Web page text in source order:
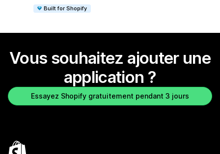
Built for Shopify
Vous souhaitez ajouter une
application ?
Essayez Shopify gratuitement pendant 3 jours